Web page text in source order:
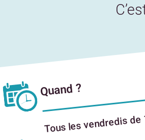
Quand ?
Tous les vendredis